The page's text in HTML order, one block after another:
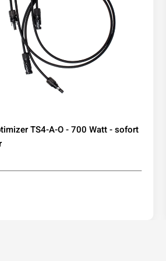
TS4-A-O - 700 Watt - sofort